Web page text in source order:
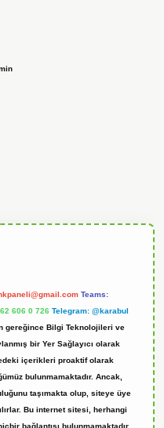
Teams:
606 0 726 Telegram: @karabul
gereğince Bilgi Teknolojileri ve
bir Yer Sağlayıcı olarak
içerikleri proaktif olarak
bulunmamaktadır. Ancak,
taşımakta olup, siteye üye
Bu internet sitesi, herhangi
bağlantısı bulunmamaktadır.